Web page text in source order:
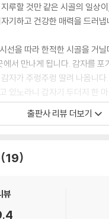
가 괜히 입맛만 버렸습니다. “
달려가 할머니한테 다 일러바
랍니다. 알고 보면 상구가 생
식당을 하느라 자주 못 오는
때가 되어 집에 돌아왔더니
열매로 만든 목걸이입니다. 앗,
듣는 호박
갑자기 무서운 표정을 지으며
다. 조금 있으면 호박이 할머
루할 것만 같은 시골의 일상
기하고 건강한 매력을 드러냅
선을 따라 한적한 시골을 거
에서 만나게 됩니다. 감자를 포
자가 주렁주렁 딸려 나옵니
있노라니 갑자기 두더지 한
아이 상구가 솔이에게 건네는
로 만든 목걸이를 아무도 모르
도시 아이와 다름없어서 아빠
출판사 리뷰 더보기
19
뷰